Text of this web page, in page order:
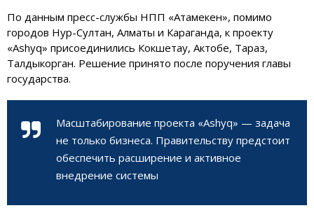
По данным пресс-службы НПП «Атамекен», помимо
городов Нур-Султан, Алматы и Караганда, к проекту
«Ashyq» присоединились Кокшетау, Актобе, Тараз,
Талдыкорган. Решение принято после поручения главы
государства.
Масштабирование проекта «Ashyq» — задача
не только бизнеса. Правительству предстоит
обеспечить расширение и активное
внедрение системы